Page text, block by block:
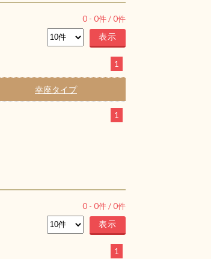
0 - 0件 /0件
1
幸座タイプ
1
0 - 0件 /0件
1